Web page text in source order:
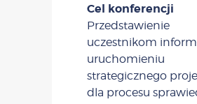
Cel konferencji
Przedstawienie
uczestnikom
uruchomieniu
strategicznego
dla procesu